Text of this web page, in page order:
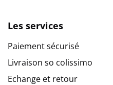
Les services
Paiement sécurisé
Livraison so colissimo
Echange et retour